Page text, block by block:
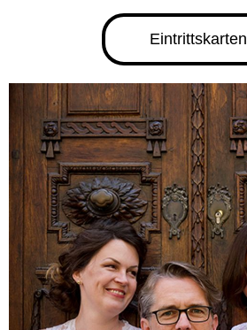
Eintrittskarten